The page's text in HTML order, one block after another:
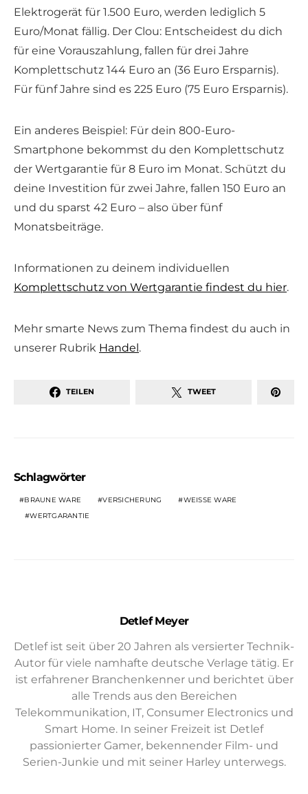
Elektrogerät für 1.500 Euro, werden lediglich 5
Euro/Monat fällig. Der Clou: Entscheidest du dich
für eine Vorauszahlung, fallen für drei Jahre
Komplettschutz 144 Euro an (36 Euro Ersparnis).
Für fünf Jahre sind es 225 Euro (75 Euro Ersparnis).
Ein anderes Beispiel: Für dein 800-Euro-
Smartphone bekommst du den Komplettschutz
der Wertgarantie für 8 Euro im Monat. Schützt du
deine Investition für zwei Jahre, fallen 150 Euro an
und du sparst 42 Euro – also über fünf
Monatsbeiträge.
Informationen zu deinem individuellen
Komplettschutz von Wertgarantie findest du hier.
Mehr smarte News zum Thema findest du auch in
unserer Rubrik Handel.
TEILEN TWEET
Schlagwörter
BRAUNE WARE VERSICHERUNG
WEISSE WARE
WERTGARANTIE
Detlef Meyer
Detlef ist seit über 20 Jahren als versierter Technik-
Autor für viele namhafte deutsche Verlage tätig. Er
ist erfahrener Branchenkenner und berichtet über
alle Trends aus den Bereichen
Telekommunikation, IT, Consumer Electronics und
Smart Home. In seiner Freizeit ist Detlef
passionierter Gamer, bekennender Film- und
Serien-Junkie und mit seiner Harley unterwegs.